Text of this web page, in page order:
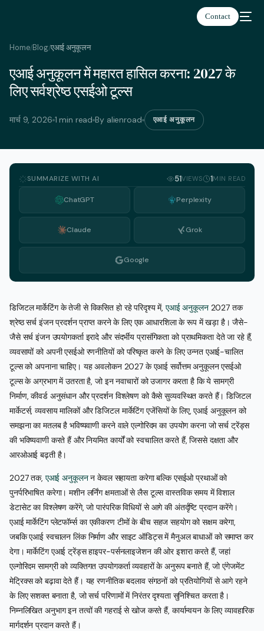
Contact
Home/Blog/एआई अनुकूलन
एआई अनुकूलन में महारत हासिल करना: 2027 के
लिए सर्वश्रेष्ठ एसईओ टूल्स
मार्च 9, 2026 1 min read By alienroad एआई अनुकूलन
SUMMARIZE WITH AI 51VIEWS 1MIN READ
ChatGPT Perplexity
Claude Grok
Google
डिजिटल मार्केटिंग के तेजी से विकसित हो रहे परिदृश्य में, एआई अनुकूलन2027 तक
श्रेष्ठ सर्च इंजन प्रदर्शन प्राप्त करने के लिए एक आधारशिला के रूप में खड़ा है। जैसे-
जैसे सर्च इंजन उपयोगकर्ता इरादे और संदर्भीय प्रासंगिकता को प्राथमिकता देते जा रहे हैं,
व्यवसायों को अपनी एसईओ रणनीतियों को परिष्कृत करने के लिए उन्नत एआई-चालित
टूल्स को अपनाना चाहिए। यह अवलोकन 2027 के एआई सर्वोत्तम अनुकूलन एसईओ
टूल्स के अग्रभाग में उतरता है, जो इन नवाचारों को उजागर करता है कि ये सामग्री
निर्माण, कीवर्ड अनुसंधान और प्रदर्शन विश्लेषण को कैसे सुव्यवस्थित करते हैं। डिजिटल
मार्केटर्स, व्यवसाय मालिकों और डिजिटल मार्केटिंग एजेंसियों के लिए, एआई अनुकूलन को
समझना का मतलब है भविष्यवाणी करने वाले एल्गोरिदम का उपयोग करना जो सर्च ट्रेंड्स
की भविष्यवाणी करते हैं और नियमित कार्यों को स्वचालित करते हैं, जिससे दक्षता और
आरओआई बढ़ती है।
2027 तक, एआई अनुकूलनन केवल सहायता करेगा बल्कि एसईओ प्रथाओं को
पुनर्परिभाषित करेगा। मशीन लर्निंग क्षमताओं से लैस टूल्स वास्तविक समय में विशाल
डेटासेट का विश्लेषण करेंगे, जो पारंपरिक विधियों से आगे की अंतर्दृष्टि प्रदान करेंगे।
एआई मार्केटिंग प्लेटफॉर्म्स का एकीकरण टीमों के बीच सहज सहयोग को सक्षम करेगा,
जबकि एआई स्वचालन लिंक निर्माण और साइट ऑडिट्स में मैनुअल बाधाओं को समाप्त कर
देगा। मार्केटिंग एआई ट्रेंड्स हाइपर-पर्सनलाइजेशन की ओर इशारा करते हैं, जहां
एल्गोरिदम सामग्री को व्यक्तिगत उपयोगकर्ता व्यवहारों के अनुरूप बनाते हैं, जो एंगेजमेंट
मेट्रिक्स को बढ़ावा देते हैं। यह रणनीतिक बदलाव संगठनों को प्रतियोगियों से आगे रहने
के लिए सशक्त बनाता है, जो सर्च परिणामों में निरंतर दृश्यता सुनिश्चित करता है।
निम्नलिखित अनुभाग इन तत्वों की गहराई से खोज करते हैं, कार्यान्वयन के लिए व्यावहारिक
मार्गदर्शन प्रदान करते हैं।
हिन्दी